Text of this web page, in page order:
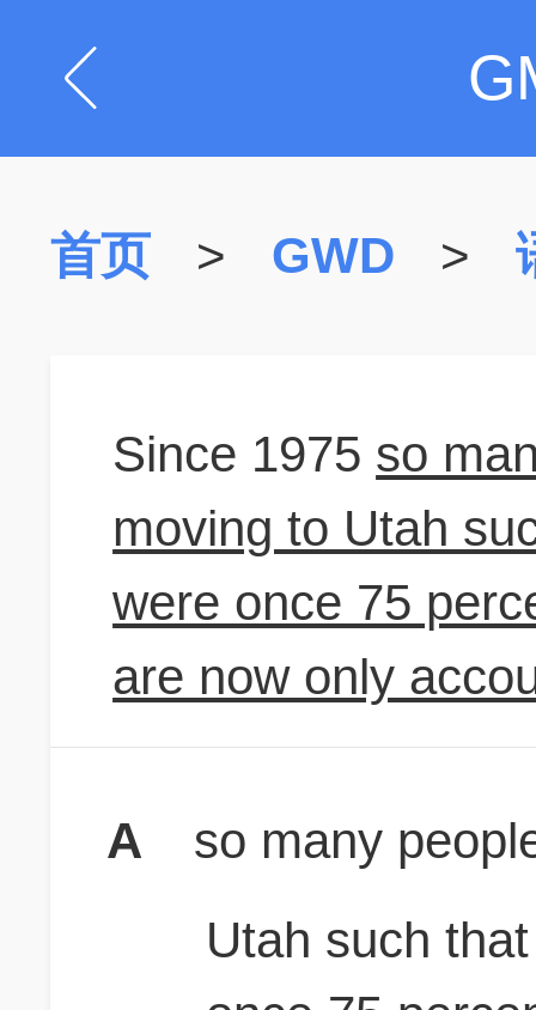
首页 > GWD >
Since 1975 so
moving to Utah
were once 75
are now only
A
so many
Utah such